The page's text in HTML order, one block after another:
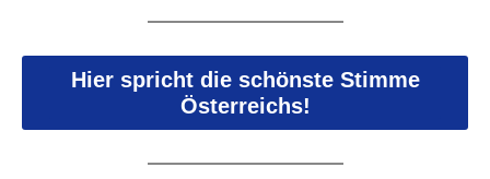
Hier spricht die schönste Stimme
Österreichs!